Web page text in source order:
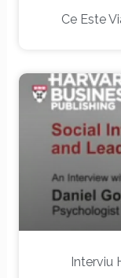
Ce Este
Interviu